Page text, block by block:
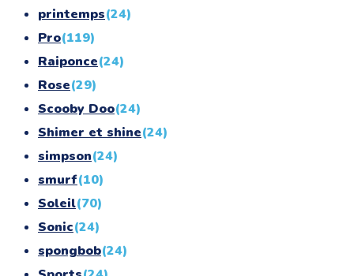
printemps(24)
Pro(119)
Raiponce(24)
Rose(29)
Scooby Doo(24)
Shimer et shine(24)
simpson(24)
smurf(10)
Soleil(70)
Sonic(24)
spongbob(24)